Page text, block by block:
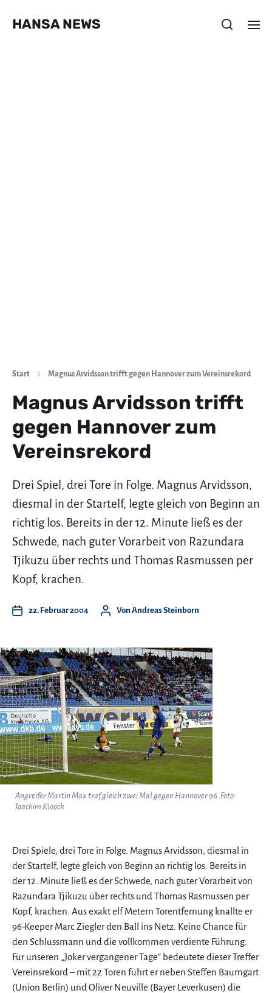
HANSA NEWS
Start Magnus Arvidsson trifft gegen Hannover zum Vereinsrekord
Magnus Arvidsson trifft
gegen Hannover zum
Vereinsrekord
Drei Spiel, drei Tore in Folge. Magnus Arvidsson,
diesmal in der Startelf, legte gleich von Beginn an
richtig los. Bereits in der 12. Minute ließ es der
Schwede, nach guter Vorarbeit von Razundara
Tjikuzu über rechts und Thomas Rasmussen per
Kopf, krachen.
22. Februar 2004 Von Andreas Steinborn
Angreifer Martin Max traf gleich zwei Mal gegen Hannover 96. Foto:
Joachim Kloock
Drei Spiele, drei Tore in Folge. Magnus Arvidsson, diesmal in
der Startelf, legte gleich von Beginn an richtig los. Bereits in
der 12. Minute ließ es der Schwede, nach guter Vorarbeit von
Razundara Tjikuzu über rechts und Thomas Rasmussen per
Kopf, krachen. Aus exakt elf Metern Torentfernung knallte er
96-Keeper Marc Ziegler den Ball ins Netz. Keine Chance für
den Schlussmann und die vollkommen verdiente Führung.
Für unseren „Joker vergangener Tage“ bedeutete dieser Treffer
Vereinsrekord – mit 22 Toren führt er neben Steffen Baumgart
(Union Berlin) und Oliver Neuville (Bayer Leverkusen) die